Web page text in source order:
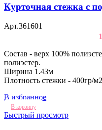
Курточная стежка с
Арт.361601
Состав - верх 100%
полиэстер.
Ширина 1.43м
Плотность стежки - 400гр/м2
В избранное
В корзину
Быстрый просмотр